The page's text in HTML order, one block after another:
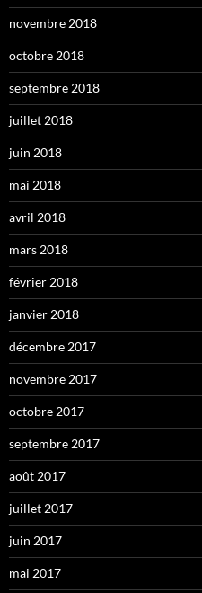
novembre 2018
octobre 2018
septembre 2018
juillet 2018
juin 2018
mai 2018
avril 2018
mars 2018
février 2018
janvier 2018
décembre 2017
novembre 2017
octobre 2017
septembre 2017
août 2017
juillet 2017
juin 2017
mai 2017